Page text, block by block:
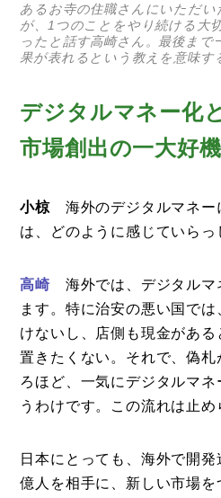
あるお寺の住職さんにいただい
が、1つのことをやり続ける大
ったと話す高崎さん。最後まで
果が表れるという教えを意味す
デジタルマネー化
市場創出の一大好
小椋 海外のデジタルマネー
は、どのように感じていらっ
高崎 海外では、デジタルマ
ます。特に治安の悪い国で
けないし、店側も現金がある
置きたくない。それで、偽札
ろほど、一気にデジタルマ
うわけです。この流れは止め
日本にとっても、海外で開
億人を相手に、新しい市場